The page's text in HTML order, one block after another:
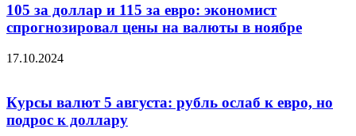
105 за доллар и 115 за евро: экономист
спрогнозировал цены на валюты в ноябре
17.10.2024
Курсы валют 5 августа: рубль ослаб к евро, но
подрос к доллару